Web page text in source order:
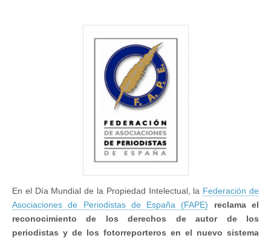
En el Día Mundial de la Propiedad Intelectual, la Federación de
Asociaciones de Periodistas de España (FAPE)
reclama el
reconocimiento de los derechos de autor de los
periodistas y de los fotorreporteros en el nuevo sistema